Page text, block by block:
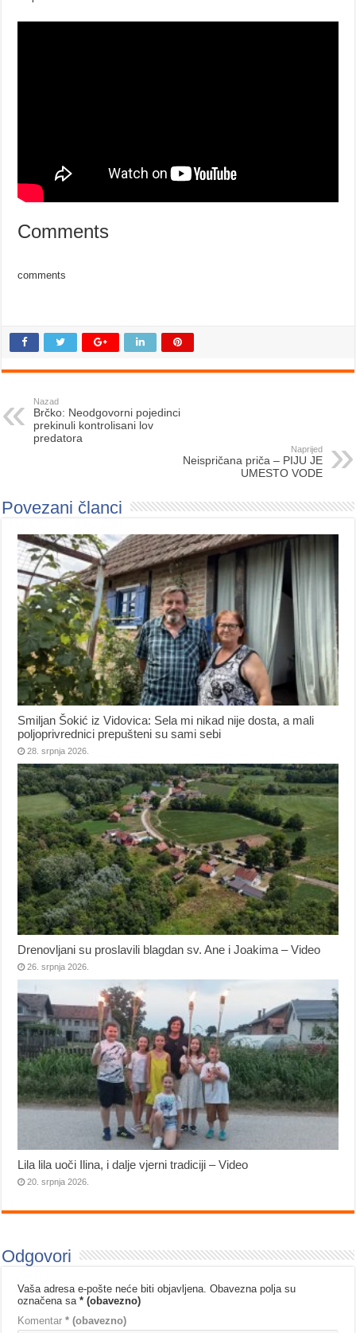
Comments
comments
Nazad
Brčko: Neodgovorni pojedinci
prekinuli kontrolisani lov
predatora
Naprijed
Neispričana priča – PIJU JE
UMESTO VODE
Povezani članci
Smiljan Šokić iz Vidovica: Sela mi nikad nije dosta, a mali
poljoprivrednici prepušteni su sami sebi
28. srpnja 2026.
Drenovljani su proslavili blagdan sv. Ane i Joakima – Video
26. srpnja 2026.
Lila lila uoči Ilina, i dalje vjerni tradiciji – Video
20. srpnja 2026.
Odgovori
Vaša adresa e-pošte neće biti objavljena. Obavezna polja su
označena sa* (obavezno)
Komentar* (obavezno)